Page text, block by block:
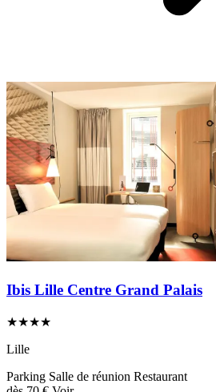
Ibis Lille Centre Grand Palais
★★★★
Lille
Parking Salle de réunion Restaurant